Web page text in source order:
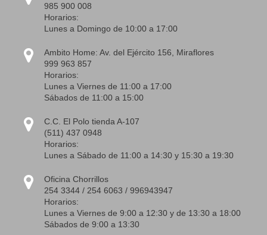
985 900 008
Horarios:
Lunes a Domingo de 10:00 a 17:00
Ambito Home: Av. del Ejército 156, Miraflores
999 963 857
Horarios:
Lunes a Viernes de 11:00 a 17:00
Sábados de 11:00 a 15:00
C.C. El Polo tienda A-107
(511) 437 0948
Horarios:
Lunes a Sábado de 11:00 a 14:30 y 15:30 a 19:30
Oficina Chorrillos
254 3344 / 254 6063 / 996943947
Horarios:
Lunes a Viernes de 9:00 a 12:30 y de 13:30 a 18:00
Sábados de 9:00 a 13:30